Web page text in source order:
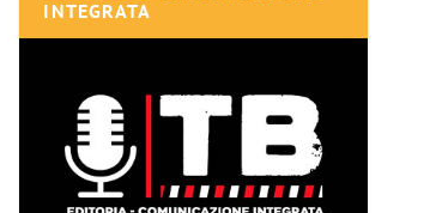
INTEGRATA